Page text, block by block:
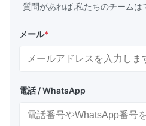
質問があれば,私たちのチーム
メール*
電話 / WhatsApp